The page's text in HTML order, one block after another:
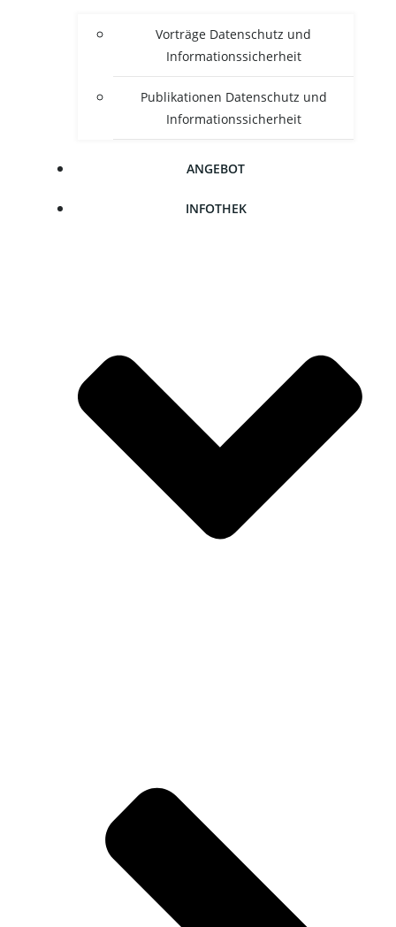
Vor­trä­ge Daten­schutz und
Informationssicherheit
Publi­ka­tio­nen Daten­schutz und
Informationssicherheit
ANGE­BOT
INFO­THEK